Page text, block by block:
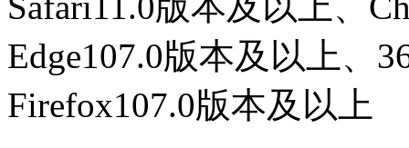
Edge107.0版本及以上、
Firefox107.0版本及以上